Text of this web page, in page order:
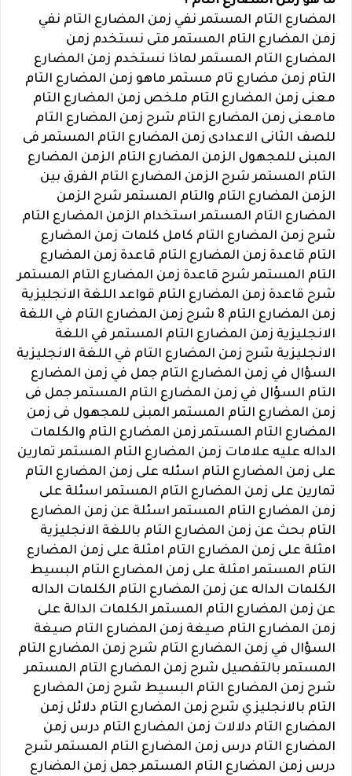
المضارع التام المستمر نفي زمن المضارع التام نفي
زمن المضارع التام المستمر متى نستخدم زمن
المضارع التام المستمر لماذا نستخدم زمن المضارع
التام زمن مضارع تام مستمر ماهو زمن المضارع التام
معنى زمن المضارع التام ملخص زمن المضارع التام
مامعنى زمن المضارع التام شرح زمن المضارع التام
للصف الثانى الاعدادى زمن المضارع التام المستمر فى
المبنى للمجهول الزمن المضارع التام الزمن المضارع
التام المستمر شرح الزمن المضارع التام الفرق بين
الزمن المضارع التام والتام المستمر شرح الزمن
المضارع التام المستمر استخدام الزمن المضارع التام
شرح زمن المضارع التام كامل كلمات زمن المضارع
التام قاعدة زمن المضارع التام قاعدة زمن المضارع
التام المستمر شرح قاعدة زمن المضارع التام المستمر
شرح قاعدة زمن المضارع التام قواعد اللغة الانجليزية
زمن المضارع التام 8 شرح زمن المضارع التام في اللغة
الانجليزية زمن المضارع التام المستمر في اللغة
الانجليزية شرح زمن المضارع التام في اللغة الانجليزية
السؤال في زمن المضارع التام جمل في زمن المضارع
التام السؤال في زمن المضارع التام المستمر جمل فى
زمن المضارع التام المستمر المبنى للمجهول فى زمن
المضارع التام المستمر زمن المضارع التام والكلمات
الداله عليه علامات زمن المضارع التام المستمر تمارين
على زمن المضارع التام اسئله على زمن المضارع التام
تمارين على زمن المضارع التام المستمر اسئلة على
زمن المضارع التام المستمر اسئلة عن زمن المضارع
التام بحث عن زمن المضارع التام باللغة الانجليزية
امثلة على زمن المضارع التام امثلة على زمن المضارع
التام المستمر امثلة على زمن المضارع التام البسيط
الكلمات الداله عن زمن المضارع التام الكلمات الداله
عن زمن المضارع التام المستمر الكلمات الدالة على
زمن المضارع التام صيغة زمن المضارع التام صيغة
السؤال في زمن المضارع التام شرح زمن المضارع التام
المستمر بالتفصيل شرح زمن المضارع التام المستمر
شرح زمن المضارع التام البسيط شرح زمن المضارع
التام بالانجليزي شرح زمن المضارع التام دلائل زمن
المضارع التام دلالات زمن المضارع التام درس زمن
المضارع التام درس زمن المضارع التام المستمر شرح
درس زمن المضارع التام المستمر جمل زمن المضارع